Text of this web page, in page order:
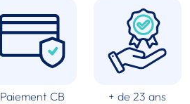
Paiement CB
+ de 23 ans